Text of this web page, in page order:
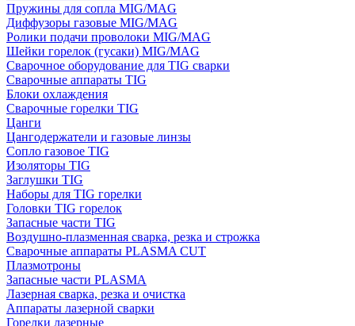
Пружины для сопла MIG/MAG
Диффузоры газовые MIG/MAG
Ролики подачи проволоки MIG/MAG
Шейки горелок (гусаки) MIG/MAG
Сварочное оборудование для TIG сварки
Сварочные аппараты TIG
Блоки охлаждения
Сварочные горелки TIG
Цанги
Цангодержатели и газовые линзы
Сопло газовое TIG
Изоляторы TIG
Заглушки TIG
Наборы для TIG горелки
Головки TIG горелок
Запасные части TIG
Воздушно-плазменная сварка, резка и строжка
Сварочные аппараты PLASMA CUT
Плазмотроны
Запасные части PLASMA
Лазерная сварка, резка и очистка
Аппараты лазерной сварки
Горелки лазерные